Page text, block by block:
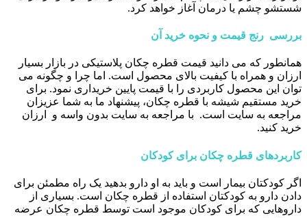
شستشو چشم یا درمان آغاز خواهد کرد.
بررسی رنج قیمت و نحوه خرید آن
همانطور که می دانید قیمت قطره چکان پلاستیکی در بازار بسیار
ارزان و همراه با کیفیت بالای محصول است. اما چرا و چگونه می
توان این محصول کاربردی را با قیمت پایین خریداری نمود. برای
خرید مستقیم شیشه با قطره چکان، پیشنهاد ما به شما عزیزان
مراجعه به سایت است. با مراجعه به سایت بدون واسه و ارزان
خرید کنید.
کاربردهای قطره چکان برای کودکان
اگر کودکتان بیمار است و باید به او دارو بدهید یک راه مطمئن برای
دادن دارو به کودکتان استفاده از قطره چکان است. بسیاری از
داروهایی که برای کودکان موجود است توسط قطره چکان عرضه